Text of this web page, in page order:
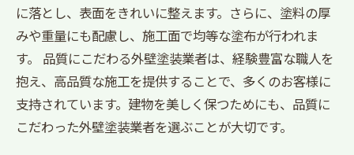
に落とし、表面をきれいに整えます。さらに、塗料の厚
みや重量にも配慮し、施工面で均等な塗布が行われま
す。 品質にこだわる外壁塗装業者は、経験豊富な職人を
抱え、高品質な施工を提供することで、多くのお客様に
支持されています。建物を美しく保つためにも、品質に
こだわった外壁塗装業者を選ぶことが大切です。